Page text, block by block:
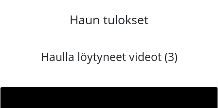
Haun tulokset
Haulla löytyneet videot (3)